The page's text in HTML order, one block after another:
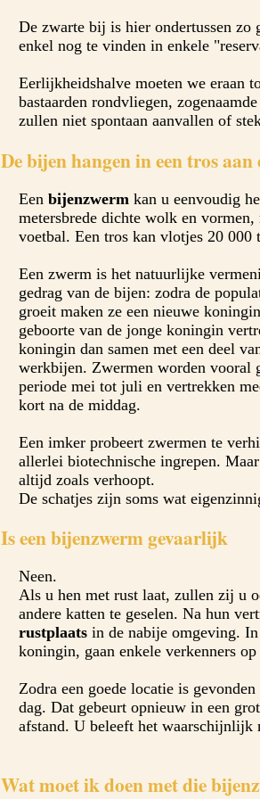
De zwarte bij is hier ondertussen
enkel nog te vinden in enkele
Eerlijkheidshalve moeten we eraan
bastaarden rondvliegen,
zullen niet spontaan aanvallen of
De bijen hangen in een tros aan
Een bijenzwerm kan u eenvoudig
metersbrede dichte wolk en
voetbal. Een tros kan vlotjes 20 000
Een zwerm is het natuurlijke
gedrag van de bijen: zodra de
groeit maken ze een nieuwe
geboorte van de jonge koningin
koningin dan samen met een deel
werkbijen. Zwermen worden vooral
periode mei tot juli en vertrekken
kort na de middag.
Een imker probeert zwermen te
allerlei biotechnische ingrepen.
altijd zoals verhoopt.
De schatjes zijn soms wat
Is een bijenzwerm gevaarlijk
Neen.
Als u hen met rust laat, zullen zij u
andere katten te geselen. Na hun
rustplaats in de nabije omgeving.
koningin, gaan enkele verkenners
Zodra een goede locatie is
dag. Dat gebeurt opnieuw in een
afstand. U beleeft het waarschijnlijk
Wat moet ik doen met die